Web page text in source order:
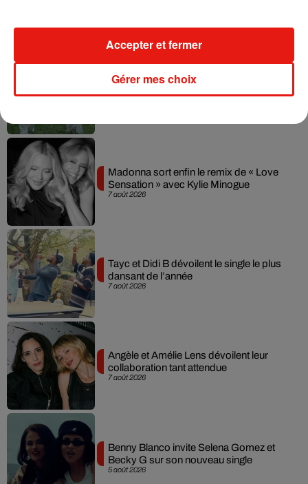
Musique
Julien Lieb s’essaye à la vie de chatelain
dans son nouveau clip
7 août 2026
Madonna sort enfin le remix de « Love
Sensation » avec Kylie Minogue
7 août 2026
Tayc et Didi B dévoilent le single le plus
dansant de l’année
7 août 2026
Angèle et Amélie Lens dévoilent leur
collaboration tant attendue
5 août 2026
Benny Blanco invite Selena Gomez et
Becky G sur son nouveau single
Gérer mes choix
Accepter et fermer